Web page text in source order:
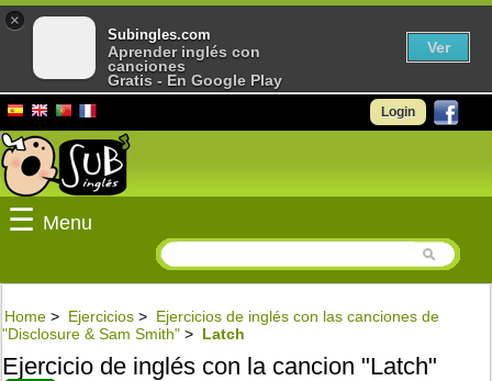
Login
☰ Menu
Home > Ejercicios > Ejercicios de inglés con las canciones de
"Disclosure & Sam Smith" > Latch
Ejercicio de inglés con la cancion "Latch"
×
Subingles.com
Aprender inglés con
canciones
Gratis - En Google Play
Ver